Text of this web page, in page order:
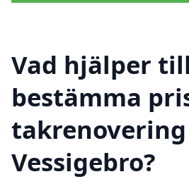
Vad hjälper
bestämma
Vessigebro?